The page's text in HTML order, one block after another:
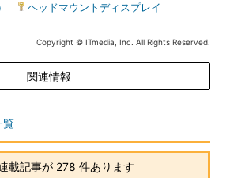
ヘッドマウントディスプレイ
Copyright © ITmedia, Inc. All Rights Reserved.
関連情報
覧
載記事が 278 件あります